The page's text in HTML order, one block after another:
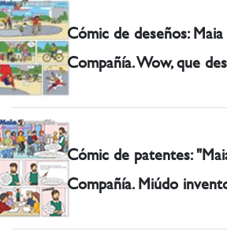
Cómic de deseños: Maia
Compañía. Wow, que
Cómic de patentes:
Compañía. Miúdo